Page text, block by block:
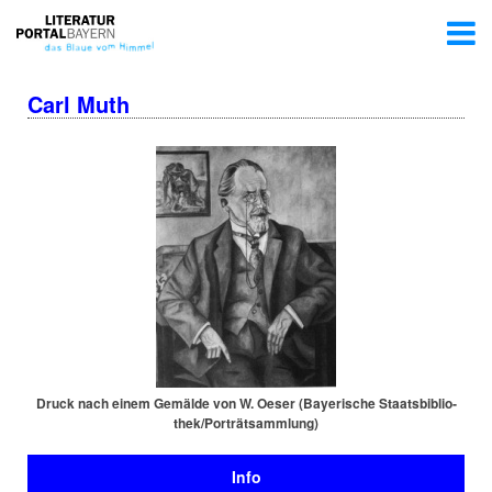
Carl Muth
Druck nach einem Gemälde von W. Oeser (Bayerische Staats­bi­blio­
thek/Por­trät­samm­lung)
Info